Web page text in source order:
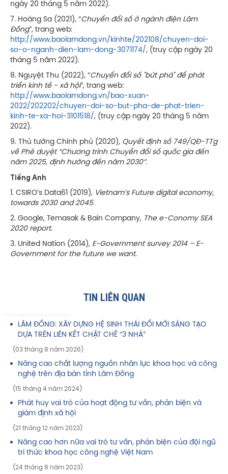
ngày 20 tháng 5 năm 2022).
7. Hoàng Sa (2021), “Chuyển đổi số ở ngành điện Lâm
Đồng”, trang web:
http://www.baolamdong.vn/kinhte/202108/chuyen-doi-
so-o-nganh-dien-lam-dong-3071174/, (truy cập ngày 20
tháng 5 năm 2022).
8. Nguyệt Thu (2022), “Chuyển đổi số ''bứt phá'' để phát
triển kinh tế - xã hội”, trang web:
http://www.baolamdong.vn/bao-xuan-
2022/202202/chuyen-doi-so-but-pha-de-phat-trien-
kinh-te-xa-hoi-3101518/, (truy cập ngày 20 tháng 5 năm
2022).
9. Thủ tướng Chính phủ (2020), Quyết định số 749/QĐ-TTg
về Phê duyệt “Chương trình Chuyển đổi số quốc gia đến
năm 2025, định hướng đến năm 2030”.
Tiếng Anh
1. CSIRO’s Data61 (2019), Vietnam’s Future digital economy,
towards 2030 and 2045.
2. Google, Temasak & Bain Company, The e-Conomy SEA
2020 report.
3. United Nation (2014), E-Government survey 2014 – E-
Government for the future we want.
TIN LIÊN QUAN
LÂM ĐỒNG: XÂY DỰNG HỆ SINH THÁI ĐỔI MỚI SÁNG TẠO
DỰA TRÊN LIÊN KẾT CHẶT CHẼ “3 NHÀ”
(03 tháng 8 năm 2026)
Nâng cao chất lượng nguồn nhân lực khoa học và công
nghệ trên địa bàn tỉnh Lâm Đồng
(15 tháng 4 năm 2024)
Phát huy vai trò của hoạt động tư vấn, phản biện và
giám định xã hội
(21 tháng 12 năm 2023)
Nâng cao hơn nữa vai trò tư vấn, phản biện của đội ngũ
trí thức khoa học công nghệ Việt Nam
(24 tháng 8 năm 2023)